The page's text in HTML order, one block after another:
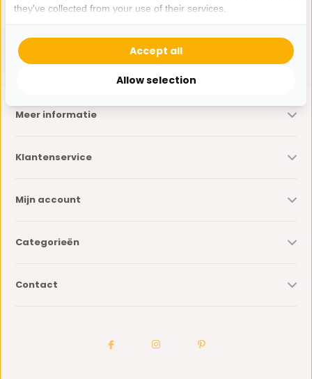
* Lees hier de wettelijke beperkingen
Meer informatie
Klantenservice
Mijn account
Categorieën
Contact
they've collected from your use of their services.
Allow selection
Accept all